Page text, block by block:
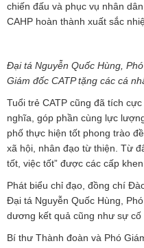
chiến đấu và phục vụ nhân
CAHP hoàn thành xuất sắc
Đại tá Nguyễn Quốc Hùng,
Giám đốc CATP tặng các cá
Tuổi trẻ CATP cũng đã tích
nghĩa, góp phần cùng lực
phố thực hiện tốt phong trào
xã hội, nhân đạo từ thiện. Từ
tốt, việc tốt” được các cấp
Phát biểu chỉ đạo, đồng chí
Đại tá Nguyễn Quốc Hùng,
dương kết quả cũng như sự cố
Bí thư Thành đoàn và Phó